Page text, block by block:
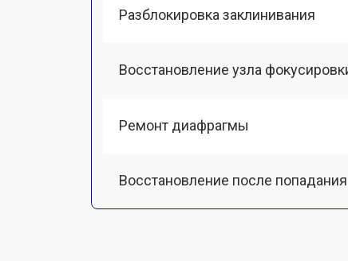
Разблокировка заклинивания
Восстановление узла
Ремонт диафрагмы
Восстановление после попадания